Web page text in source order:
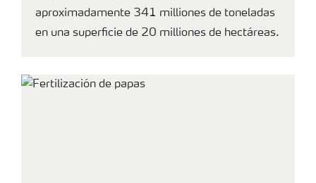
aproximadamente 341 milliones de toneladas
en una superficie de 20 milliones de hectáreas.